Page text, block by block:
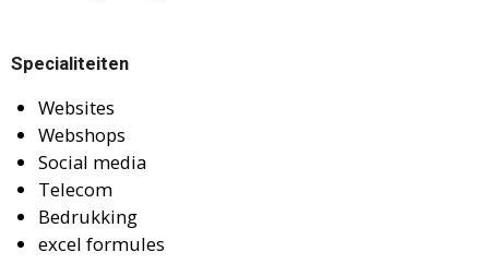
Specialiteiten
Websites
Webshops
Social media
Telecom
Bedrukking
excel formules